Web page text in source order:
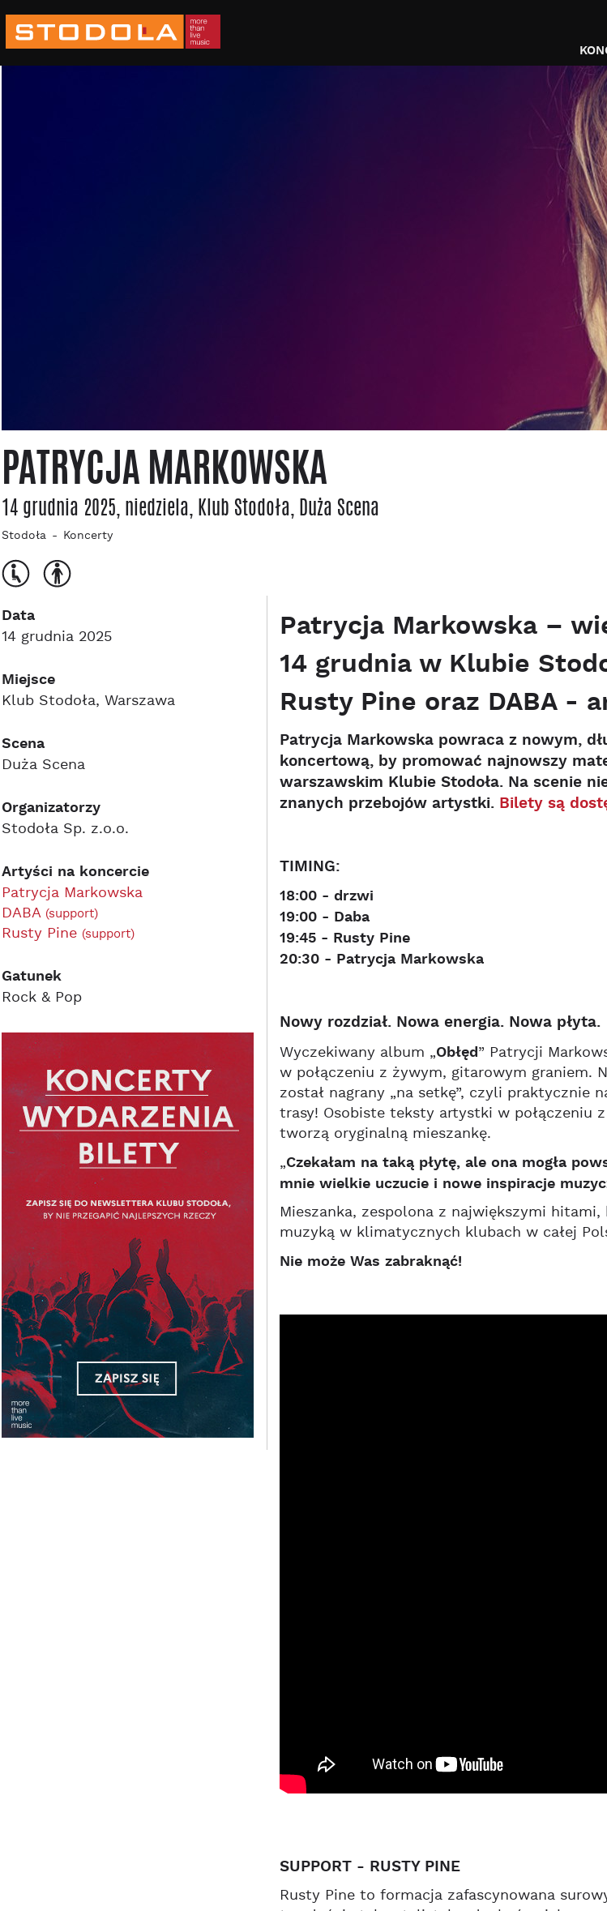
PATRYCJA MARKOWSKA
14 grudnia 2025, niedziela, Klub Stodoła, Duża Scena
Stodoła Koncerty
Data
14 grudnia 2025
Miejsce
Klub Stodoła, Warszawa
Scena
Duża Scena
Organizatorzy
Stodoła Sp. z.o.o.
Artyści na koncercie
Patrycja Markowska
DABA (support)
Rusty Pine (support)
Gatunek
Rock & Pop
Patrycja Markowska –
14 grudnia w Klubie
Rusty Pine oraz DABA -
Patrycja Markowska powraca z nowym,
koncertową, by promować najnowszy
warszawskim Klubie Stodoła. Na scenie
znanych przebojów artystki. Bilety są
TIMING:
18:00 - drzwi
19:00 - Daba
19:45 - Rusty Pine
20:30 - Patrycja Markowska
Nowy rozdział. Nowa energia. Nowa płyta.
Wyczekiwany album „Obłęd” Patrycji
w połączeniu z żywym, gitarowym graniem.
został nagrany „na setkę”, czyli praktycznie
trasy! Osobiste teksty artystki w połączeniu
tworzą oryginalną mieszankę.
„Czekałam na taką płytę, ale ona mogła
mnie wielkie uczucie i nowe inspiracje
Mieszanka, zespolona z największymi
muzyką w klimatycznych klubach w całej
Nie może Was zabraknąć!
SUPPORT - RUSTY PINE
Rusty Pine to formacja zafascynowana